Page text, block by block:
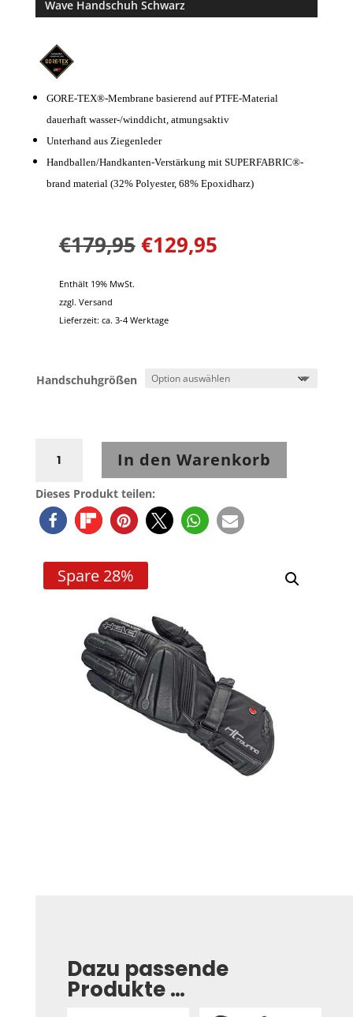
basieren
Kundenbe
wertung
Dieses Produkt teilen:
Spare 28%
Wave Handschuh Schwarz
GORE-TEX®-Membrane basierend auf PTFE-Material
dauerhaft wasser-/winddicht, atmungsaktiv
Unterhand aus Ziegenleder
Handballen/Handkanten-Verstärkung mit SUPERFABRIC®-
brand material (32% Polyester, 68% Epoxidharz)
€179,95 €129,95
Enthält 19% MwSt.
zzgl. Versand
Lieferzeit: ca. 3-4 Werktage
Handschuhgrößen
Wave
Schwarz
Menge
In den Warenkorb
Dazu passende
Produkte …